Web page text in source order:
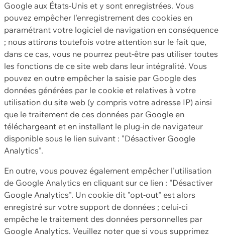
Google aux États-Unis et y sont enregistrées. Vous
pouvez empêcher l'enregistrement des cookies en
paramétrant votre logiciel de navigation en conséquence
; nous attirons toutefois votre attention sur le fait que,
dans ce cas, vous ne pourrez peut-être pas utiliser toutes
les fonctions de ce site web dans leur intégralité. Vous
pouvez en outre empêcher la saisie par Google des
données générées par le cookie et relatives à votre
utilisation du site web (y compris votre adresse IP) ainsi
que le traitement de ces données par Google en
téléchargeant et en installant le plug-in de navigateur
disponible sous le lien suivant : "Désactiver Google
Analytics".
En outre, vous pouvez également empêcher l'utilisation
de Google Analytics en cliquant sur ce lien : "Désactiver
Google Analytics". Un cookie dit "opt-out" est alors
enregistré sur votre support de données ; celui-ci
empêche le traitement des données personnelles par
Google Analytics. Veuillez noter que si vous supprimez